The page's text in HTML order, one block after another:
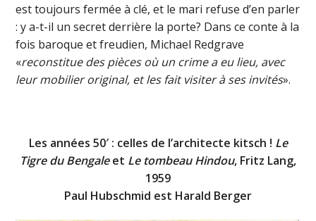
est toujours fermée à clé, et le mari refuse d’en parler
: y a-t-il un secret derrière la porte? Dans ce conte à la
fois baroque et freudien, Michael Redgrave
«reconstitue des pièces où un crime a eu lieu, avec
leur mobilier original, et les fait visiter à ses invités».
Les années 50′ : celles de l’architecte kitsch ! Le
Tigre du Bengaleet Le tombeau Hindou, Fritz Lang,
1959
Paul Hubschmid est Harald Berger